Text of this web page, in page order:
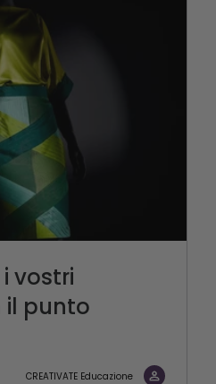
vostri
il punto
CREATIVATE Educazione